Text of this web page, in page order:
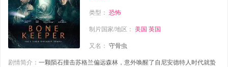
类型：恐怖
制片国家/地区：美国 英国
又名：守骨虫
剧情简介： 一颗陨石撞击苏格兰偏远森林，意外唤醒了自尼安德特人时代就蛰